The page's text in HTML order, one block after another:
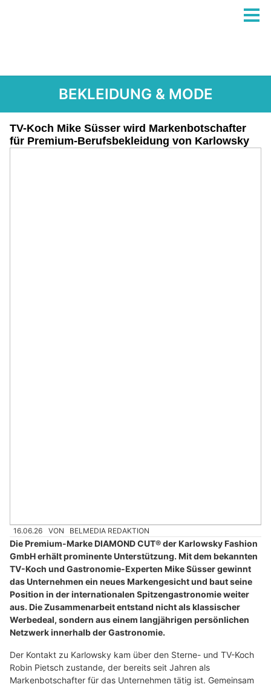
BEKLEIDUNG & MODE
TV-Koch Mike Süsser wird Markenbotschafter
für Premium-Berufsbekleidung von Karlowsky
16.06.26 VON BELMEDIA REDAKTION
Die Premium-Marke DIAMOND CUT® der Karlowsky Fashion
GmbH erhält prominente Unterstützung. Mit dem bekannten
TV-Koch und Gastronomie-Experten Mike Süsser gewinnt
das Unternehmen ein neues Markengesicht und baut seine
Position in der internationalen Spitzengastronomie weiter
aus. Die Zusammenarbeit entstand nicht als klassischer
Werbedeal, sondern aus einem langjährigen persönlichen
Netzwerk innerhalb der Gastronomie.
Der Kontakt zu Karlowsky kam über den Sterne- und TV-Koch
Robin Pietsch zustande, der bereits seit Jahren als
Markenbotschafter für das Unternehmen tätig ist. Gemeinsam